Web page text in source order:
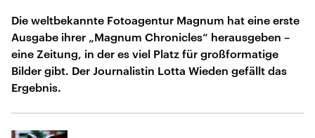
Die weltbekannte Fotoagentur Magnum hat eine erste
Ausgabe ihrer „Magnum Chronicles“ herausgeben –
eine Zeitung, in der es viel Platz für großformatige
Bilder gibt. Der Journalistin Lotta Wieden gefällt das
Ergebnis.